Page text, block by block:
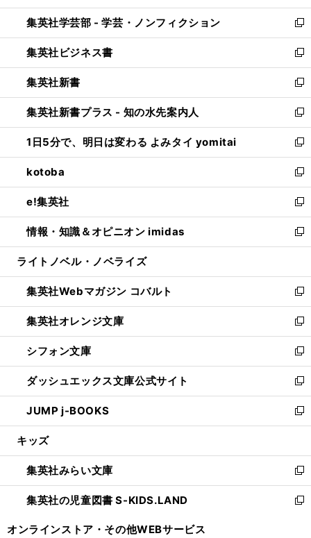
開
く
ウ
で
開
く
ン
ド
ウ
で
開
く
ウ
ィ
ン
ド
ウ
で
開
く
集英社学芸部 - 学芸・ノンフィクション
新
し
い
ウ
ィ
ン
ド
ウ
で
開
く
集英社ビジネス書
新
し
い
ウ
ィ
ン
ド
ウ
で
開
く
集英社新書
新
し
い
ウ
ィ
ン
ド
ウ
で
開
く
集英社新書プラス - 知の水先案内人
新
し
い
ウ
ィ
ン
ド
ウ
で
開
1日5分で、明日は変わる よみタイ yomitai
新
し
い
ウ
ィ
ン
ド
ウ
開
く
kotoba
新
し
い
ウ
ィ
ン
ウ
で
開
く
e!集英社
新
し
い
ウ
ン
ド
ウ
で
開
く
情報・知識＆オピニオン imidas
新
し
ウ
ィ
ン
ド
ウ
で
開
く
ライトノベル・ノベライズ
集英社Webマガジン コバルト
新
し
い
ウ
ィ
ン
ド
ウ
で
開
集英社オレンジ文庫
新
し
い
ウ
ィ
ン
ド
ウ
開
く
シフォン文庫
新
し
い
ウ
ィ
ン
ウ
で
開
く
ダッシュエックス文庫公式サイト
新
し
い
ウ
ン
ド
ウ
で
JUMP j-BOOKS
新
し
ウ
ィ
ン
ド
キッズ
集英社みらい文庫
新
し
い
集英社の児童図書 S-KIDS.LAND
新
オンラインストア・ その他WEBサービス